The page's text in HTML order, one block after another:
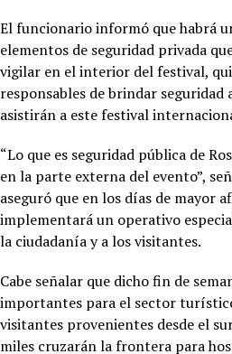
El funcionario informó que habrá
elementos de seguridad privada
vigilar en el interior del festival,
responsables de brindar seguridad
asistirán a este festival
“Lo que es seguridad pública de
en la parte externa del evento”,
aseguró que en los días de mayor
implementará un operativo
la ciudadanía y a los visitantes.
Cabe señalar que dicho fin de
importantes para el sector
visitantes provenientes desde el
miles cruzarán la frontera para